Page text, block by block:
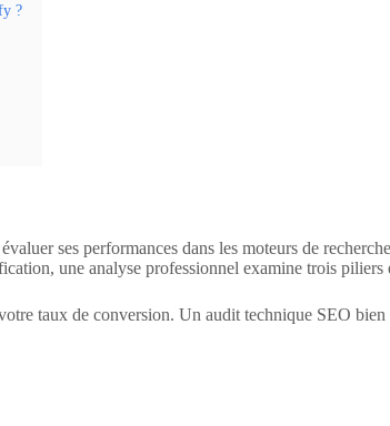
?
ses performances dans les moteurs de
une analyse professionnel examine trois piliers
taux de conversion. Un audit technique SEO bien